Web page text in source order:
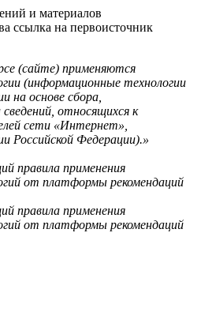
и материалов
ссылка на первоисточник
(сайте) применяются
(информационные технологии
на основе сбора,
относящихся к
сети «Интернет»,
Российской Федерации).»
правила применения
от платформы рекомендаций
правила применения
от платформы рекомендаций